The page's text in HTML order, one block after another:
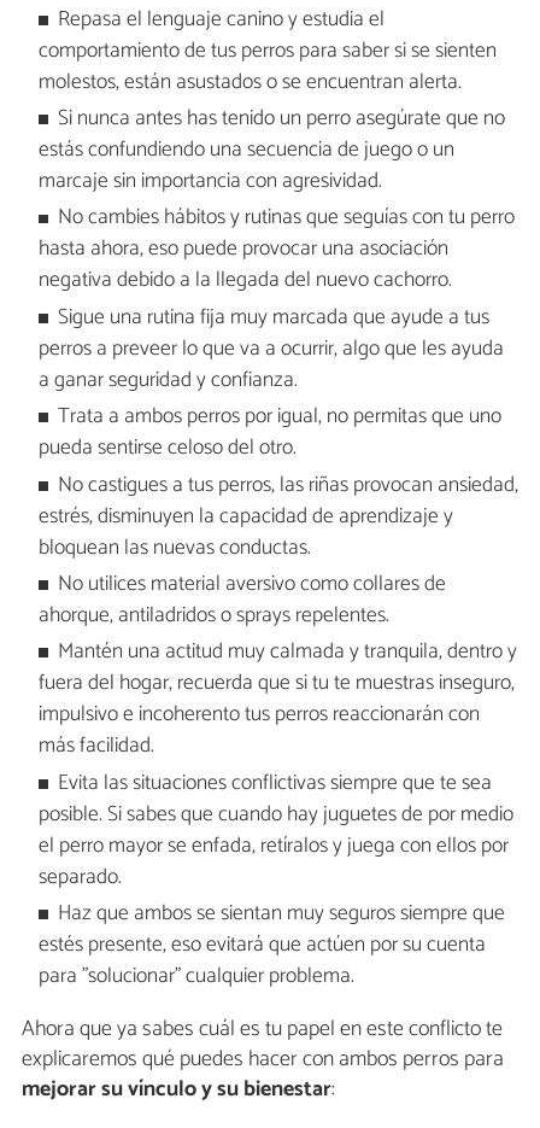
Repasa el lenguaje canino y estudia el
comportamiento de tus perros para saber si se sienten
molestos, están asustados o se encuentran alerta.
Si nunca antes has tenido un perro asegúrate que no
estás confundiendo una secuencia de juego o un
marcaje sin importancia con agresividad.
No cambies hábitos y rutinas que seguías con tu perro
hasta ahora, eso puede provocar una asociación
negativa debido a la llegada del nuevo cachorro.
Sigue una rutina fija muy marcada que ayude a tus
perros a preveer lo que va a ocurrir, algo que les ayuda
a ganar seguridad y confianza.
Trata a ambos perros por igual, no permitas que uno
pueda sentirse celoso del otro.
No castigues a tus perros, las riñas provocan ansiedad,
estrés, disminuyen la capacidad de aprendizaje y
bloquean las nuevas conductas.
No utilices material aversivo como collares de
ahorque, antiladridos o sprays repelentes.
Mantén una actitud muy calmada y tranquila, dentro y
fuera del hogar, recuerda que si tu te muestras inseguro,
impulsivo e incoherento tus perros reaccionarán con
más facilidad.
Evita las situaciones conflictivas siempre que te sea
posible. Si sabes que cuando hay juguetes de por medio
el perro mayor se enfada, retíralos y juega con ellos por
separado.
Haz que ambos se sientan muy seguros siempre que
estés presente, eso evitará que actúen por su cuenta
para "solucionar" cualquier problema.
Ahora que ya sabes cuál es tu papel en este conflicto te
explicaremos qué puedes hacer con ambos perros para
mejorar su vínculo y su bienestar: